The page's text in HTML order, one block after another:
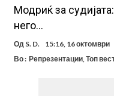
Модриќ за
него…
Од S. D.
15:16, 16 октомври
Во : Репрезентации, Топ